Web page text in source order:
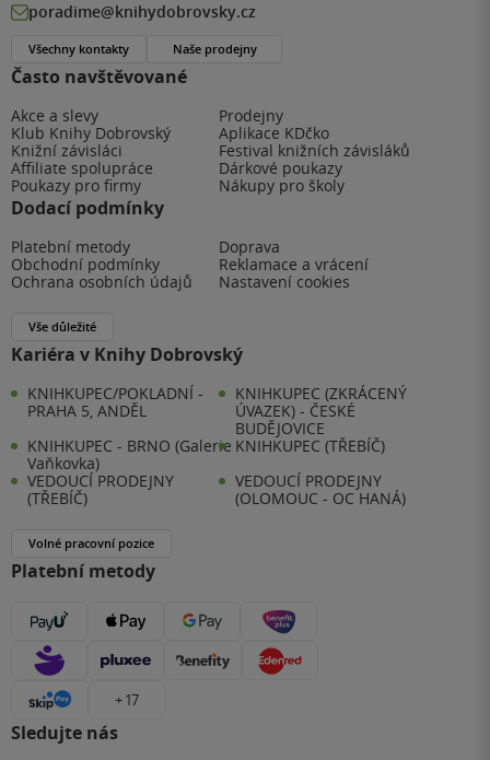
Často navštěvované
Akce a slevy
Prodejny
Klub Knihy Dobrovský
Aplikace KDčko
Knižní závisláci
Festival knižních závisláků
Affiliate spolupráce
Dárkové poukazy
Poukazy pro firmy
Nákupy pro školy
Dodací podmínky
Platební metody
Doprava
Obchodní podmínky
Reklamace a vrácení
Ochrana osobních údajů
Nastavení cookies
Vše důležité
Kariéra v Knihy Dobrovský
KNIHKUPEC/POKLADNÍ -
PRAHA 5, ANDĚL
KNIHKUPEC (ZKRÁCENÝ
ÚVAZEK) - ČESKÉ
BUDĚJOVICE
KNIHKUPEC - BRNO (Galerie
Vaňkovka)
KNIHKUPEC (TŘEBÍČ)
VEDOUCÍ PRODEJNY
(TŘEBÍČ)
VEDOUCÍ PRODEJNY
(OLOMOUC - OC HANÁ)
Volné pracovní pozice
Platební metody
+ 17
Sledujte nás
poradime@knihydobrovsky.cz
Všechny kontakty Naše prodejny